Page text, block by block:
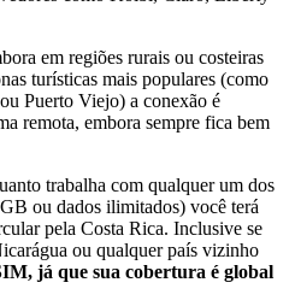
em regiões rurais ou costeiras
turísticas mais populares (como
Puerto Viejo) a conexão é
remota, embora sempre fica bem
trabalha com qualquer um dos
ou dados ilimitados) você terá
pela Costa Rica. Inclusive se
ou qualquer país vizinho
já que sua cobertura é global